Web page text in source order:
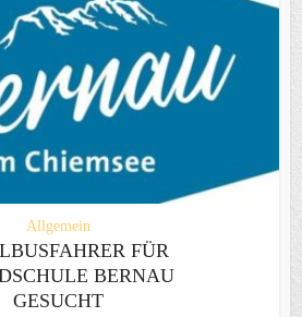
Allgemein
FÜR
BERNAU
GESUCHT